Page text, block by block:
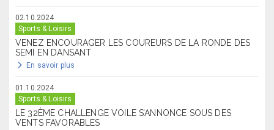
02.10.2024
Sports & Loisirs
VENEZ ENCOURAGER LES COUREURS DE LA RONDE DES
SEMI EN DANSANT
En savoir plus
01.10.2024
Sports & Loisirs
LE 32ÈME CHALLENGE VOILE S’ANNONCE SOUS DES
VENTS FAVORABLES